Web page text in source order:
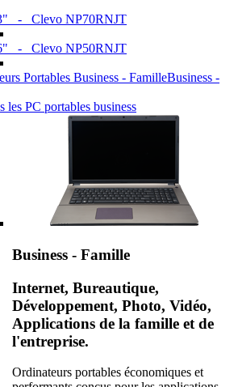
- Clevo NP70RNJT
- Clevo NP50RNJT
Business -
les PC portables business
Business - Famille
Internet, Bureautique,
Développement, Photo, Vidéo,
Applications de la famille et de
l'entreprise.
Ordinateurs portables économiques et